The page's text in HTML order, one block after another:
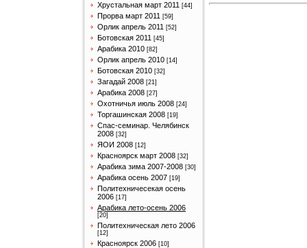
Хрустальная март 2011 [44]
Прорва март 2011 [59]
Орлик апрель 2011 [52]
Ботовская 2011 [45]
Арабика 2010 [82]
Орлик апрель 2010 [14]
Ботовская 2010 [32]
Загадай 2008 [21]
Арабика 2008 [27]
Охотничья июль 2008 [24]
Торгашинская 2008 [19]
Спас-семинар. Челябинск
2008 [32]
ЯОИ 2008 [12]
Красноярск март 2008 [32]
Арабика зима 2007-2008 [30]
Арабика осень 2007 [19]
Политехничесекая осень
2006 [17]
Арабика лето-осень 2006
[20]
Политехническая лето 2006
[12]
Красноярск 2006 [10]